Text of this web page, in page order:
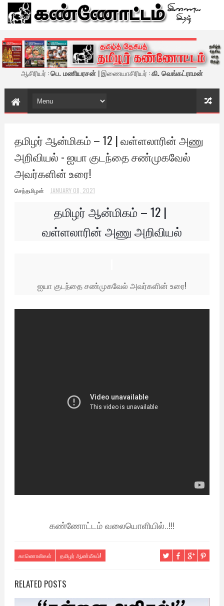
கண்ணோட்டம் - இணைய இதழ்
ஆசிரியர் :பெ. மணியரசன் | இணையாசிரியர் :கி. வெங்கட்ராமன்
தமிழர் ஆன்மிகம் – 12 | வள்ளலாரின் அணு
அறிவியல் - ஐயா குடந்தை சண்முகவேல்
அவர்களின் உரை!
செந்தமிழன் JANUARY 08, 2021
தமிழர் ஆன்மிகம் – 12 |
வள்ளலாரின் அணு அறிவியல்
ஐயா குடந்தை சண்முகவேல் அவர்களின் உரை!
கண்ணோட்டம் வலையொளியில்..!!!
காணொலிகள் தமிழர் ஆண்மீகம்!
RELATED POSTS